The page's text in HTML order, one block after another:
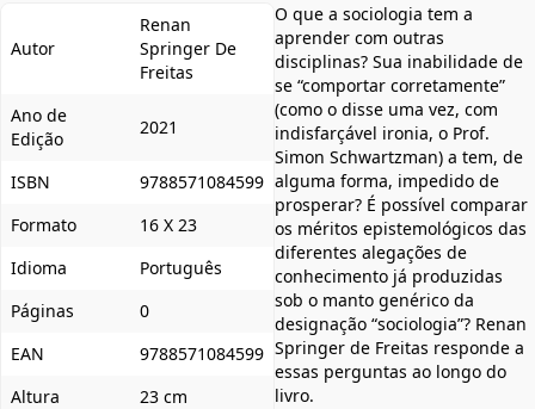
Autor
Renan
Springer De
Freitas
Ano de
Edição
2021
ISBN
9788571084599
Formato
16 X 23
Idioma
Português
Páginas
0
EAN
9788571084599
Altura
23 cm
O que a sociologia tem a
aprender com outras
disciplinas? Sua inabilidade de
se “comportar corretamente”
(como o disse uma vez, com
indisfarçável ironia, o Prof.
Simon Schwartzman) a tem, de
alguma forma, impedido de
prosperar? É possível comparar
os méritos epistemológicos das
diferentes alegações de
conhecimento já produzidas
sob o manto genérico da
designação “sociologia”? Renan
Springer de Freitas responde a
essas perguntas ao longo do
livro.